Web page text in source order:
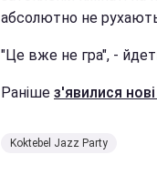
абсолютно не
"Це вже не гра", -
Раніше з'явилися
Koktebel Jazz Party